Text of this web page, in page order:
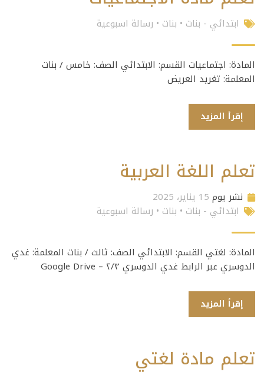
ابتدائي - بنات • بنات • رسالة اسبوعية
المادة: اجتماعيات القسم: الابتدائي الصف: خامس / بنات
المعلمة: تغريد العريض
إقرأ المزيد
تعلم اللغة العربية
نشر يوم 15 يناير، 2025
ابتدائي - بنات • بنات • رسالة اسبوعية
المادة: لغتي القسم: الابتدائي الصف: ثالث / بنات المعلمة: غدي
الدوسري عبر الرابط غدي الدوسري ٢/٣ – Google Drive
إقرأ المزيد
تعلم مادة لغتي